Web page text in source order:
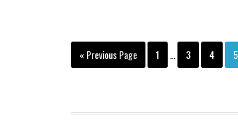
« Go
to
Previous Page Page
1
Interim
pages
Page
3 Page
4 5